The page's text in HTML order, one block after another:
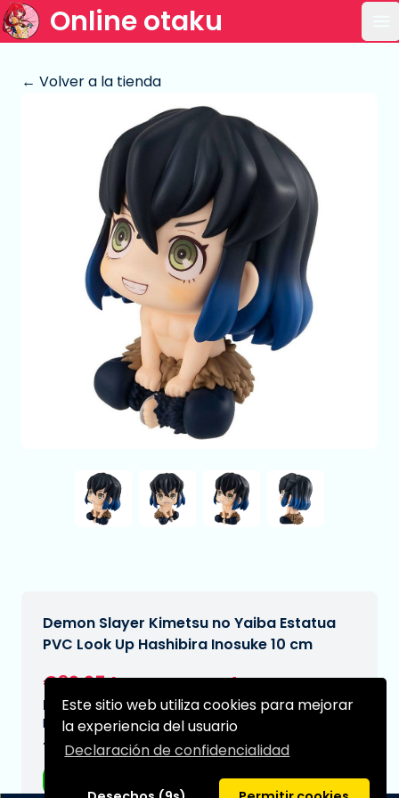
Este sitio web utiliza cookies para mejorar
la experiencia del usuario
Declaración de confidencialidad
Online otaku
← Volver a la tienda
Demon Slayer Kimetsu no Yaiba Estatua
PVC Look Up Hashibira Inosuke 10 cm
€39,95
Fecha de entrega prevista:
N/A
Tipo: